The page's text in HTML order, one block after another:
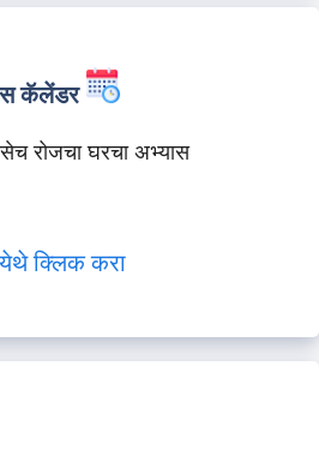
कॅलेंडर
रोजचा घरचा अभ्यास
क्लिक करा